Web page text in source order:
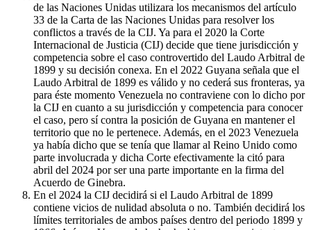
de las Naciones Unidas utilizara los mecanismos del artículo
33 de la Carta de las Naciones Unidas para resolver los
conflictos a través de la CIJ. Ya para el 2020 la Corte
Internacional de Justicia (CIJ) decide que tiene jurisdicción y
competencia sobre el caso controvertido del Laudo Arbitral de
1899 y su decisión conexa. En el 2022 Guyana señala que el
Laudo Arbitral de 1899 es válido y no cederá sus fronteras, ya
para éste momento Venezuela no contraviene con lo dicho por
la CIJ en cuanto a su jurisdicción y competencia para conocer
el caso, pero sí contra la posición de Guyana en mantener el
territorio que no le pertenece. Además, en el 2023 Venezuela
ya había dicho que se tenía que llamar al Reino Unido como
parte involucrada y dicha Corte efectivamente la citó para
abril del 2024 por ser una parte importante en la firma del
Acuerdo de Ginebra.
En el 2024 la CIJ decidirá si el Laudo Arbitral de 1899
contiene vicios de nulidad absoluta o no. También decidirá los
límites territoriales de ambos países dentro del periodo 1899 y